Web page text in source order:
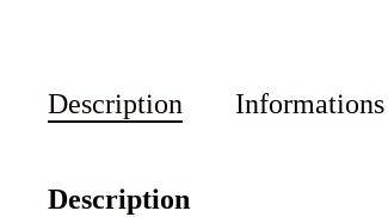
Description
Description